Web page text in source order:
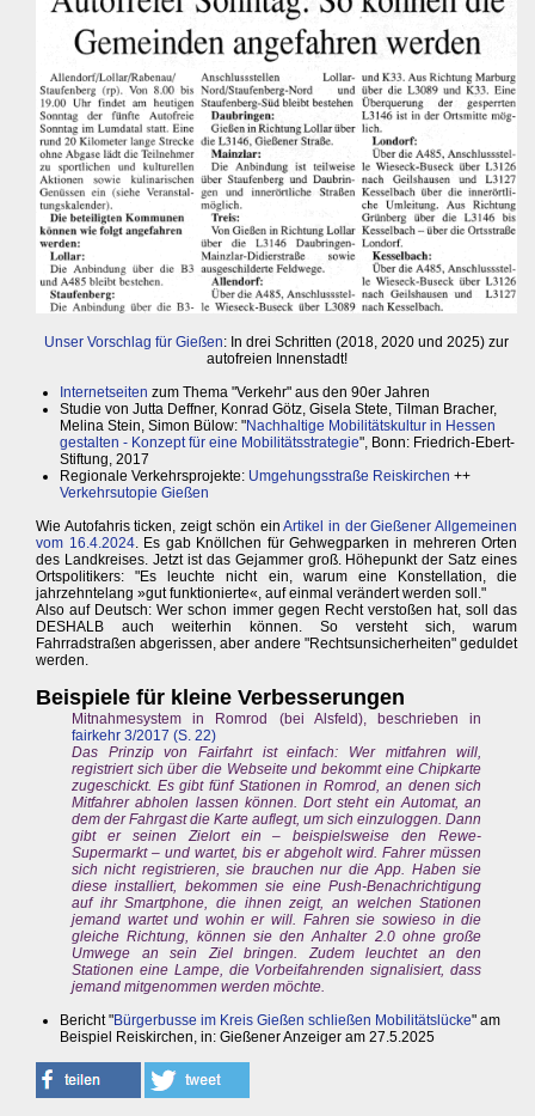
Unser Vorschlag für Gießen: In drei Schritten (2018, 2020 und 2025) zur
autofreien Innenstadt!
Internetseiten zum Thema "Verkehr" aus den 90er Jahren
Studie von Jutta Deffner, Konrad Götz, Gisela Stete, Tilman Bracher,
Melina Stein, Simon Bülow: "Nachhaltige Mobilitätskultur in Hessen
gestalten - Konzept für eine Mobilitätsstrategie", Bonn: Friedrich-Ebert-
Stiftung, 2017
Regionale Verkehrsprojekte: Umgehungsstraße Reiskirchen ++
Verkehrsutopie Gießen
Wie Autofahris ticken, zeigt schön einArtikel in der Gießener Allgemeinen
vom 16.4.2024. Es gab Knöllchen für Gehwegparken in mehreren Orten
des Landkreises. Jetzt ist das Gejammer groß. Höhepunkt der Satz eines
Ortspolitikers: "Es leuchte nicht ein, warum eine Konstellation, die
jahrzehntelang »gut funktionierte«, auf einmal verändert werden soll."
Also auf Deutsch: Wer schon immer gegen Recht verstoßen hat, soll das
DESHALB auch weiterhin können. So versteht sich, warum
Fahrradstraßen abgerissen, aber andere "Rechtsunsicherheiten" geduldet
werden.
Beispiele für kleine Verbesserungen
Mitnahmesystem in Romrod (bei Alsfeld), beschrieben in
fairkehr 3/2017 (S. 22)
Das Prinzip von Fairfahrt ist einfach: Wer mitfahren will,
registriert sich über die Webseite und bekommt eine Chipkarte
zugeschickt. Es gibt fünf Stationen in Romrod, an denen sich
Mitfahrer abholen lassen können. Dort steht ein Automat, an
dem der Fahrgast die Karte auflegt, um sich einzuloggen. Dann
gibt er seinen Zielort ein – beispielsweise den Rewe-
Supermarkt – und wartet, bis er abgeholt wird. Fahrer müssen
sich nicht registrieren, sie brauchen nur die App. Haben sie
diese installiert, bekommen sie eine Push-Benachrichtigung
auf ihr Smartphone, die ihnen zeigt, an welchen Stationen
jemand wartet und wohin er will. Fahren sie sowieso in die
gleiche Richtung, können sie den Anhalter 2.0 ohne große
Umwege an sein Ziel bringen. Zudem leuchtet an den
Stationen eine Lampe, die Vorbeifahrenden signalisiert, dass
jemand mitgenommen werden möchte.
Bericht "Bürgerbusse im Kreis Gießen schließen Mobilitätslücke" am
Beispiel Reiskirchen, in: Gießener Anzeiger am 27.5.2025